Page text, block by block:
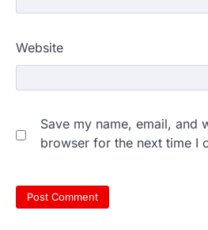
Website
Save my name, email, and
browser for the next time I